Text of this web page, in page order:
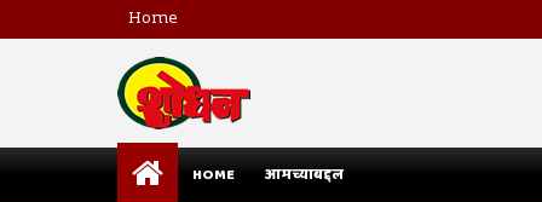
Home
HOME आमच्याबद्दल